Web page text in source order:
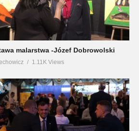
malarstwa -Józef Dobrowolski
1.11K Views